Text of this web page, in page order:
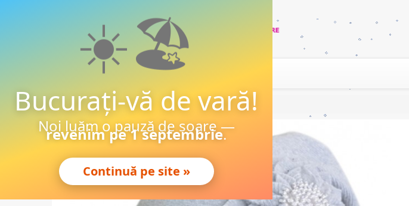
☀️🏖️
Bucurați-vă de vară!
Noi luăm o pauză de soare —
revenim pe 1 septembrie.
Continuă pe site »
CACIULI
Acasa FEMEI » CACIULI FULARE MANUSI